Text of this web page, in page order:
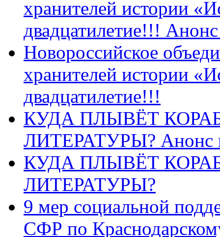
хранителей истории
двадцатилетие!!!
Новороссийское
хранителей истории
двадцатилетие!!!
КУДА ПЛЫВЁТ
ЛИТЕРАТУРЫ? Анонс
КУДА ПЛЫВЁТ
ЛИТЕРАТУРЫ?
9 мер социальной
СФР по